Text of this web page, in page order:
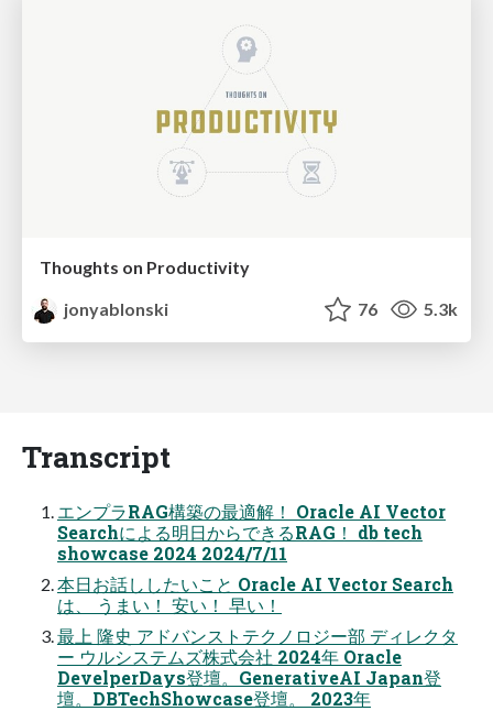
Thoughts on Productivity
jonyablonski
76 5.3k
Transcript
エンプラRAG構築の最適解！ Oracle AI Vector
Searchによる明日からできるRAG！ db tech
showcase 2024 2024/7/11
本日お話ししたいこと Oracle AI Vector Search
は、 うまい！ 安い！ 早い！
最上 隆史 アドバンストテクノロジー部 ディレクタ
ー ウルシステムズ株式会社 2024年 Oracle
DevelperDays登壇。GenerativeAI Japan登
壇。DBTechShowcase登壇。 2023年